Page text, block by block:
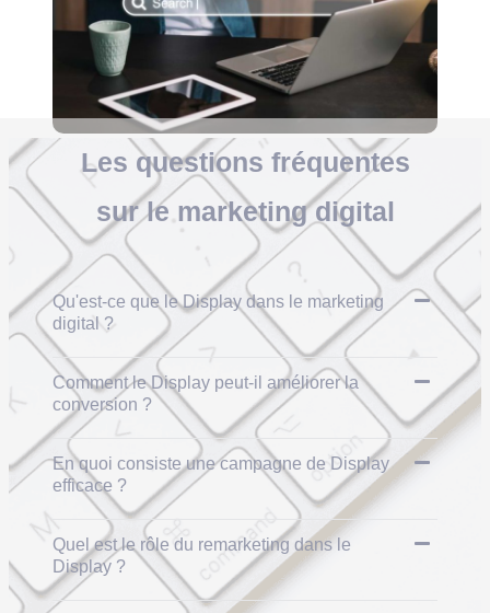
Les questions fréquentes
sur le marketing digital
Qu'est-ce que le Display dans le marketing
digital ?
Comment le Display peut-il améliorer la
conversion ?
En quoi consiste une campagne de Display
efficace ?
Quel est le rôle du remarketing dans le
Display ?